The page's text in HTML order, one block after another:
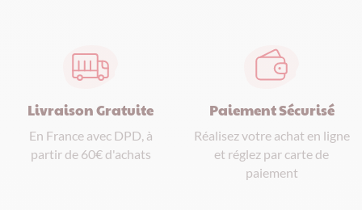
Livraison Gratuite
En France avec DPD, à
partir de 60€ d'achats
Paiement Sécurisé
Réalisez votre achat en ligne
et réglez par carte de
paiement